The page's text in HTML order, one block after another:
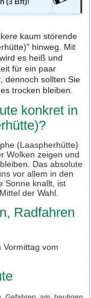
kaum störende
hinweg. Mit
es heiß und
für ein paar
dennoch sollten Sie
trocken bleiben.
konkret in
(Laaspherhütte)
Wolken zeigen und
Das absolute
vor allem in den
Sonne knallt, ist
der Wahl.
Radfahren
vom